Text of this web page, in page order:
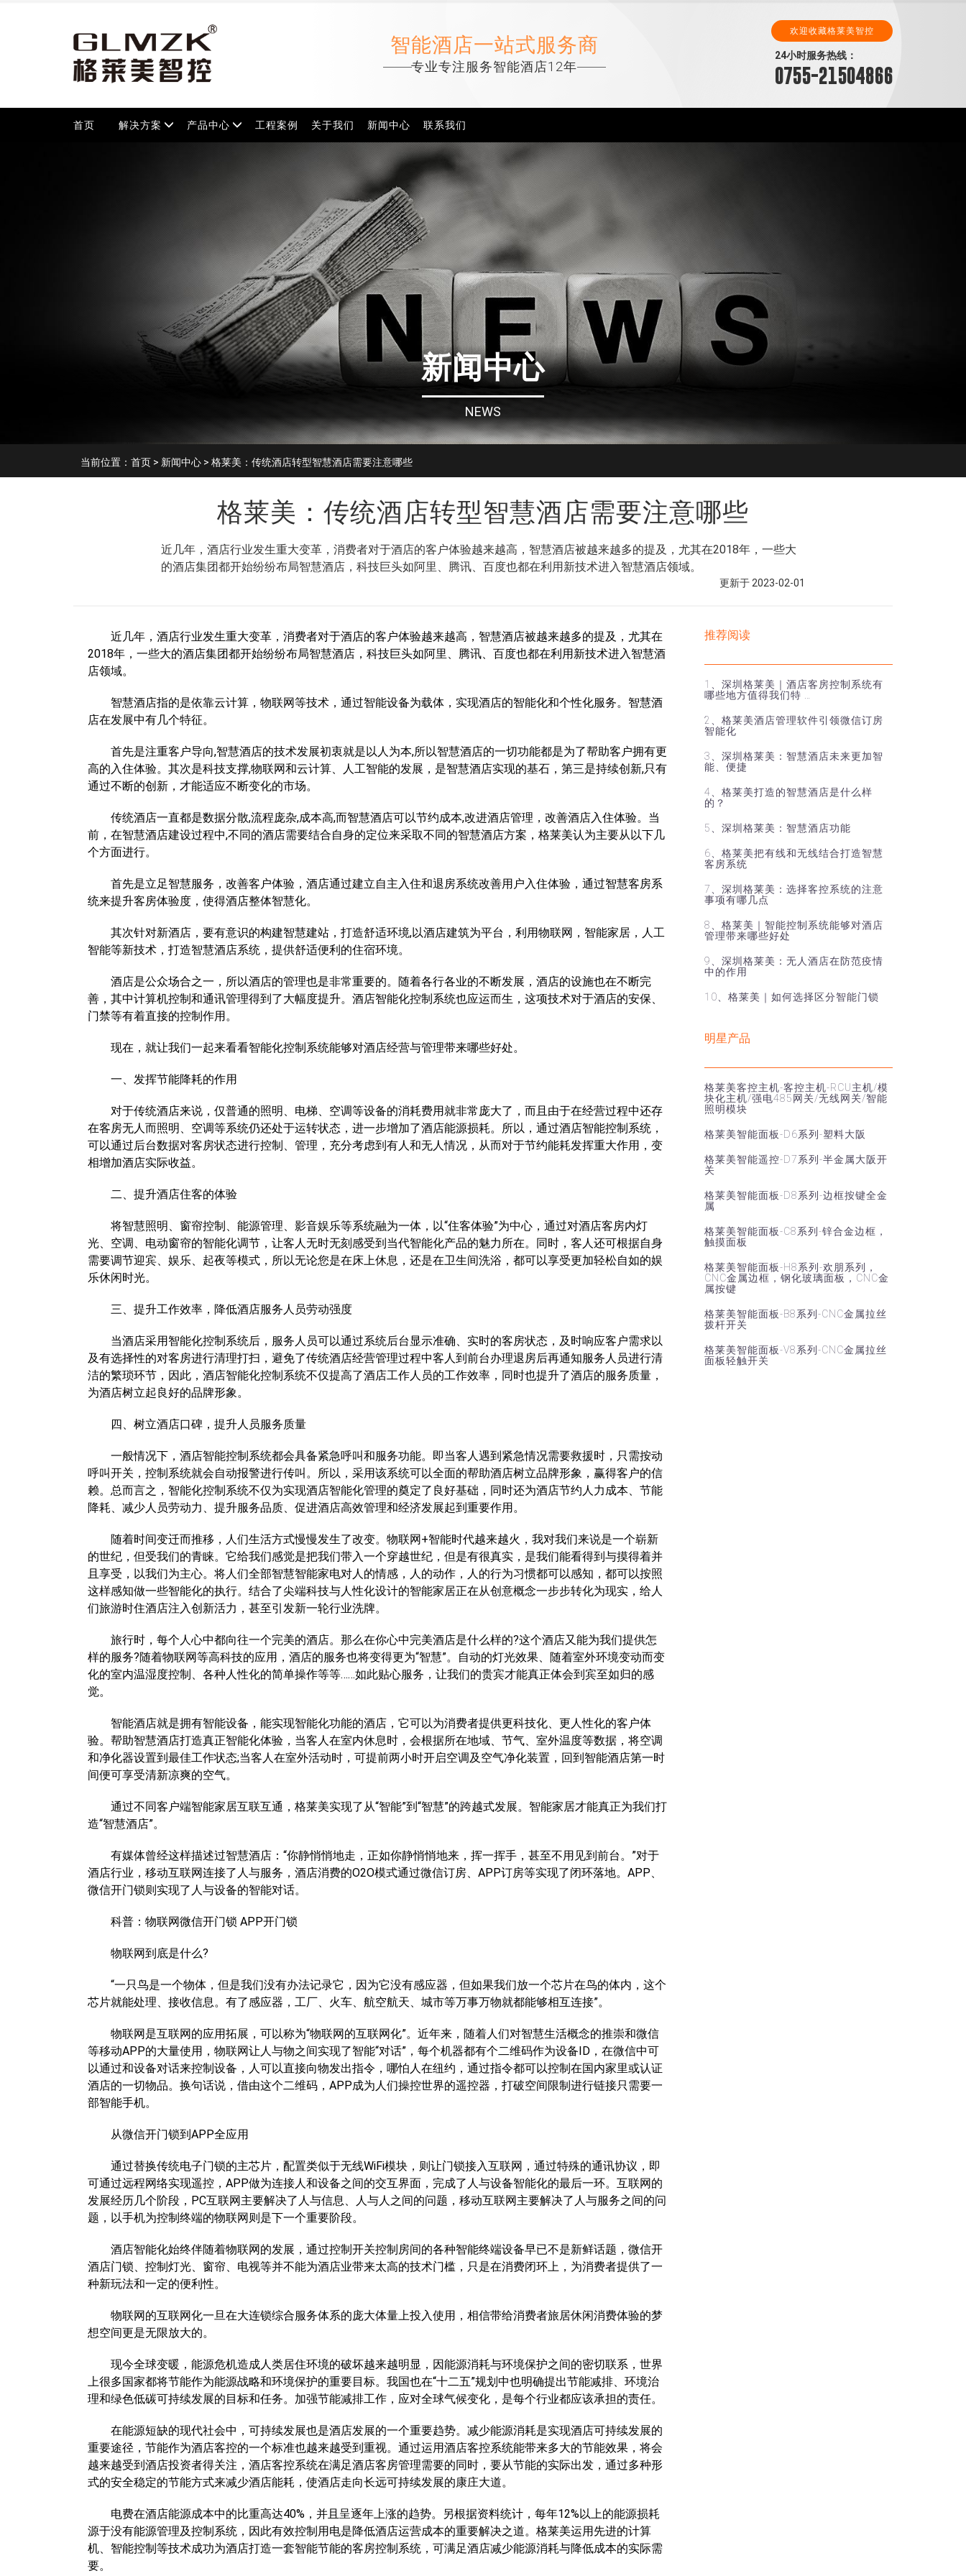
智能酒店一站式服务商
专业专注服务智能酒店12年
欢迎收藏格莱美智控
24小时服务热线：
0755-21504866
首页 解决方案 产品中心 工程案例 关于我们 新闻中心 联系我们
新闻中心
NEWS
当前位置： 首页 > 新闻中心 > 格莱美：传统酒店转型智慧酒店需要注意哪些
格莱美：传统酒店转型智慧酒店需要注意哪些
近几年，酒店行业发生重大变革，消费者对于酒店的客户体验越来越高，智慧酒店被越来越多的提及，尤其在2018年，一些大
的酒店集团都开始纷纷布局智慧酒店，科技巨头如阿里、腾讯、百度也都在利用新技术进入智慧酒店领域。
更新于 2023-02-01
近几年，酒店行业发生重大变革，消费者对于酒店的客户体验越来越高，智慧酒店被越来越多的提及，尤其在
2018年，一些大的酒店集团都开始纷纷布局智慧酒店，科技巨头如阿里、腾讯、百度也都在利用新技术进入智慧酒
店领域。
智慧酒店指的是依靠云计算，物联网等技术，通过智能设备为载体，实现酒店的智能化和个性化服务。智慧酒
店在发展中有几个特征。
首先是注重客户导向,智慧酒店的技术发展初衷就是以人为本,所以智慧酒店的一切功能都是为了帮助客户拥有更
高的入住体验。其次是科技支撑,物联网和云计算、人工智能的发展，是智慧酒店实现的基石，第三是持续创新,只有
通过不断的创新，才能适应不断变化的市场。
传统酒店一直都是数据分散,流程庞杂,成本高,而智慧酒店可以节约成本,改进酒店管理，改善酒店入住体验。当
前，在智慧酒店建设过程中,不同的酒店需要结合自身的定位来采取不同的智慧酒店方案，格莱美认为主要从以下几
个方面进行。
首先是立足智慧服务，改善客户体验，酒店通过建立自主入住和退房系统改善用户入住体验，通过智慧客房系
统来提升客房体验度，使得酒店整体智慧化。
其次针对新酒店，要有意识的构建智慧建站，打造舒适环境,以酒店建筑为平台，利用物联网，智能家居，人工
智能等新技术，打造智慧酒店系统，提供舒适便利的住宿环境。
酒店是公众场合之一，所以酒店的管理也是非常重要的。随着各行各业的不断发展，酒店的设施也在不断完
善，其中计算机控制和通讯管理得到了大幅度提升。酒店智能化控制系统也应运而生，这项技术对于酒店的安保、
门禁等有着直接的控制作用。
现在，就让我们一起来看看智能化控制系统能够对酒店经营与管理带来哪些好处。
一、发挥节能降耗的作用
对于传统酒店来说，仅普通的照明、电梯、空调等设备的消耗费用就非常庞大了，而且由于在经营过程中还存
在客房无人而照明、空调等系统仍还处于运转状态，进一步增加了酒店能源损耗。所以，通过酒店智能控制系统，
可以通过后台数据对客房状态进行控制、管理，充分考虑到有人和无人情况，从而对于节约能耗发挥重大作用，变
相增加酒店实际收益。
二、提升酒店住客的体验
将智慧照明、窗帘控制、能源管理、影音娱乐等系统融为一体，以“住客体验”为中心，通过对酒店客房内灯
光、空调、电动窗帘的智能化调节，让客人无时无刻感受到当代智能化产品的魅力所在。同时，客人还可根据自身
需要调节迎宾、娱乐、起夜等模式，所以无论您是在床上休息，还是在卫生间洗浴，都可以享受更加轻松自如的娱
乐休闲时光。
三、提升工作效率，降低酒店服务人员劳动强度
当酒店采用智能化控制系统后，服务人员可以通过系统后台显示准确、实时的客房状态，及时响应客户需求以
及有选择性的对客房进行清理打扫，避免了传统酒店经营管理过程中客人到前台办理退房后再通知服务人员进行清
洁的繁琐环节，因此，酒店智能化控制系统不仅提高了酒店工作人员的工作效率，同时也提升了酒店的服务质量，
为酒店树立起良好的品牌形象。
四、树立酒店口碑，提升人员服务质量
一般情况下，酒店智能控制系统都会具备紧急呼叫和服务功能。即当客人遇到紧急情况需要救援时，只需按动
呼叫开关，控制系统就会自动报警进行传叫。所以，采用该系统可以全面的帮助酒店树立品牌形象，赢得客户的信
赖。总而言之，智能化控制系统不仅为实现酒店智能化管理的奠定了良好基础，同时还为酒店节约人力成本、节能
降耗、减少人员劳动力、提升服务品质、促进酒店高效管理和经济发展起到重要作用。
随着时间变迁而推移，人们生活方式慢慢发生了改变。物联网+智能时代越来越火，我对我们来说是一个崭新
的世纪，但受我们的青睐。它给我们感觉是把我们带入一个穿越世纪，但是有很真实，是我们能看得到与摸得着并
且享受，以我们为主心。将人们全部智慧智能家电对人的情感，人的动作，人的行为习惯都可以感知，都可以按照
这样感知做一些智能化的执行。结合了尖端科技与人性化设计的智能家居正在从创意概念一步步转化为现实，给人
们旅游时住酒店注入创新活力，甚至引发新一轮行业洗牌。
旅行时，每个人心中都向往一个完美的酒店。那么在你心中完美酒店是什么样的?这个酒店又能为我们提供怎
样的服务?随着物联网等高科技的应用，酒店的服务也将变得更为“智慧”。自动的灯光效果、随着室外环境变动而变
化的室内温湿度控制、各种人性化的简单操作等等……如此贴心服务，让我们的贵宾才能真正体会到宾至如归的感
觉。
智能酒店就是拥有智能设备，能实现智能化功能的酒店，它可以为消费者提供更科技化、更人性化的客户体
验。帮助智慧酒店打造真正智能化体验，当客人在室内休息时，会根据所在地域、节气、室外温度等数据，将空调
和净化器设置到最佳工作状态;当客人在室外活动时，可提前两小时开启空调及空气净化装置，回到智能酒店第一时
间便可享受清新凉爽的空气。
通过不同客户端智能家居互联互通，格莱美实现了从“智能”到“智慧”的跨越式发展。智能家居才能真正为我们打
造“智慧酒店”。
有媒体曾经这样描述过智慧酒店：“你静悄悄地走，正如你静悄悄地来，挥一挥手，甚至不用见到前台。”对于
酒店行业，移动互联网连接了人与服务，酒店消费的O2O模式通过微信订房、APP订房等实现了闭环落地。APP、
微信开门锁则实现了人与设备的智能对话。
科普：物联网微信开门锁 APP开门锁
物联网到底是什么?
“一只鸟是一个物体，但是我们没有办法记录它，因为它没有感应器，但如果我们放一个芯片在鸟的体内，这个
芯片就能处理、接收信息。有了感应器，工厂、火车、航空航天、城市等万事万物就都能够相互连接”。
物联网是互联网的应用拓展，可以称为“物联网的互联网化”。近年来，随着人们对智慧生活概念的推崇和微信
等移动APP的大量使用，物联网让人与物之间实现了智能“对话”，每个机器都有个二维码作为设备ID，在微信中可
以通过和设备对话来控制设备，人可以直接向物发出指令，哪怕人在纽约，通过指令都可以控制在国内家里或认证
酒店的一切物品。换句话说，借由这个二维码，APP成为人们操控世界的遥控器，打破空间限制进行链接只需要一
部智能手机。
从微信开门锁到APP全应用
通过替换传统电子门锁的主芯片，配置类似于无线WiFi模块，则让门锁接入互联网，通过特殊的通讯协议，即
可通过远程网络实现遥控，APP做为连接人和设备之间的交互界面，完成了人与设备智能化的最后一环。互联网的
发展经历几个阶段，PC互联网主要解决了人与信息、人与人之间的问题，移动互联网主要解决了人与服务之间的问
题，以手机为控制终端的物联网则是下一个重要阶段。
酒店智能化始终伴随着物联网的发展，通过控制开关控制房间的各种智能终端设备早已不是新鲜话题，微信开
酒店门锁、控制灯光、窗帘、电视等并不能为酒店业带来太高的技术门槛，只是在消费闭环上，为消费者提供了一
种新玩法和一定的便利性。
物联网的互联网化一旦在大连锁综合服务体系的庞大体量上投入使用，相信带给消费者旅居休闲消费体验的梦
想空间更是无限放大的。
现今全球变暖，能源危机造成人类居住环境的破坏越来越明显，因能源消耗与环境保护之间的密切联系，世界
上很多国家都将节能作为能源战略和环境保护的重要目标。我国也在“十二五”规划中也明确提出节能减排、环境治
理和绿色低碳可持续发展的目标和任务。加强节能减排工作，应对全球气候变化，是每个行业都应该承担的责任。
在能源短缺的现代社会中，可持续发展也是酒店发展的一个重要趋势。减少能源消耗是实现酒店可持续发展的
重要途径，节能作为酒店客控的一个标准也越来越受到重视。通过运用酒店客控系统能带来多大的节能效果，将会
越来越受到酒店投资者得关注，酒店客控系统在满足酒店客房管理需要的同时，要从节能的实际出发，通过多种形
式的安全稳定的节能方式来减少酒店能耗，使酒店走向长远可持续发展的康庄大道。
电费在酒店能源成本中的比重高达40%，并且呈逐年上涨的趋势。另根据资料统计，每年12%以上的能源损耗
源于没有能源管理及控制系统，因此有效控制用电是降低酒店运营成本的重要解决之道。格莱美运用先进的计算
机、智能控制等技术成功为酒店打造一套智能节能的客房控制系统，可满足酒店减少能源消耗与降低成本的实际需
要。
推荐阅读
1、深圳格莱美｜酒店客房控制系统有
哪些地方值得我们特 …
2、格莱美酒店管理软件引领微信订房
智能化
3、深圳格莱美：智慧酒店未来更加智
能、便捷
4、格莱美打造的智慧酒店是什么样
的？
5、深圳格莱美：智慧酒店功能
6、格莱美把有线和无线结合打造智慧
客房系统
7、深圳格莱美：选择客控系统的注意
事项有哪几点
8、格莱美｜智能控制系统能够对酒店
管理带来哪些好处
9、深圳格莱美：无人酒店在防范疫情
中的作用
10、格莱美｜如何选择区分智能门锁
明星产品
格莱美客控主机-客控主机-RCU主机/模
块化主机/强电485网关/无线网关/智能
照明模块
格莱美智能面板-D6系列-塑料大阪
格莱美智能遥控-D7系列-半金属大阪开
关
格莱美智能面板-D8系列-边框按键全金
属
格莱美智能面板-C8系列-锌合金边框，
触摸面板
格莱美智能面板-H8系列-欢朋系列，
CNC金属边框，钢化玻璃面板，CNC金
属按键
格莱美智能面板-B8系列-CNC金属拉丝
拨杆开关
格莱美智能面板-V8系列-CNC金属拉丝
面板轻触开关